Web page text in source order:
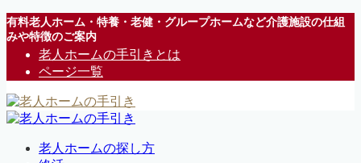
有料老人ホーム・特養・老健・グループホームなど介護施設の仕組
みや特徴のご案内
老人ホームの手引きとは
ページ一覧
老人ホームの探し方